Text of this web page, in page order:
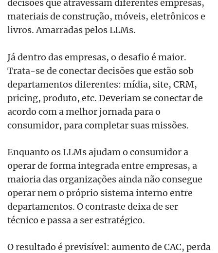
decisões que atravessam diferentes empresas,
materiais de construção, móveis, eletrônicos e
livros. Amarradas pelos LLMs.
Já dentro das empresas, o desafio é maior.
Trata-se de conectar decisões que estão sob
departamentos diferentes: mídia, site, CRM,
pricing, produto, etc. Deveriam se conectar de
acordo com a melhor jornada para o
consumidor, para completar suas missões.
Enquanto os LLMs ajudam o consumidor a
operar de forma integrada entre empresas, a
maioria das organizações ainda não consegue
operar nem o próprio sistema interno entre
departamentos. O contraste deixa de ser
técnico e passa a ser estratégico.
O resultado é previsível: aumento de CAC, perda